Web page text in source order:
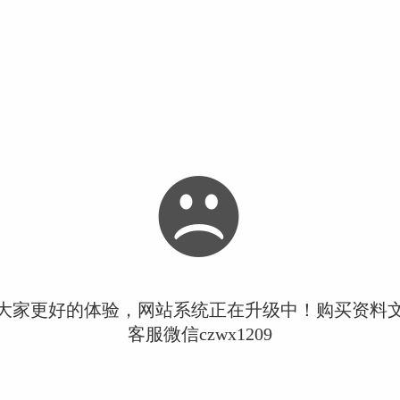
家更好的体验，网站系统正在升级中！购买资料
客服微信czwx1209